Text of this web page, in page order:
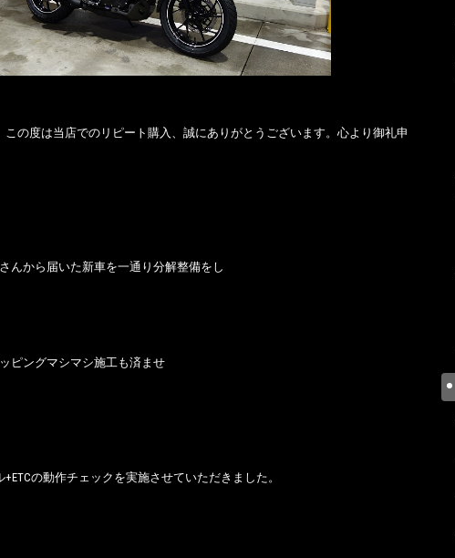
この度は当店でのリピート購入、誠にありがとうございます。心より御礼申
んから届いた新車を一通り分解整備をし
ピングマシマシ施工も済ませ
の動作チェックを実施させていただきました。